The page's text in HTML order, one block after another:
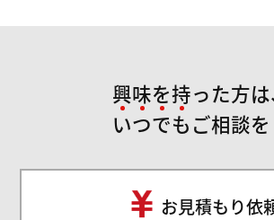
興味を持った方は
いつでもご相談を
お見積もり依